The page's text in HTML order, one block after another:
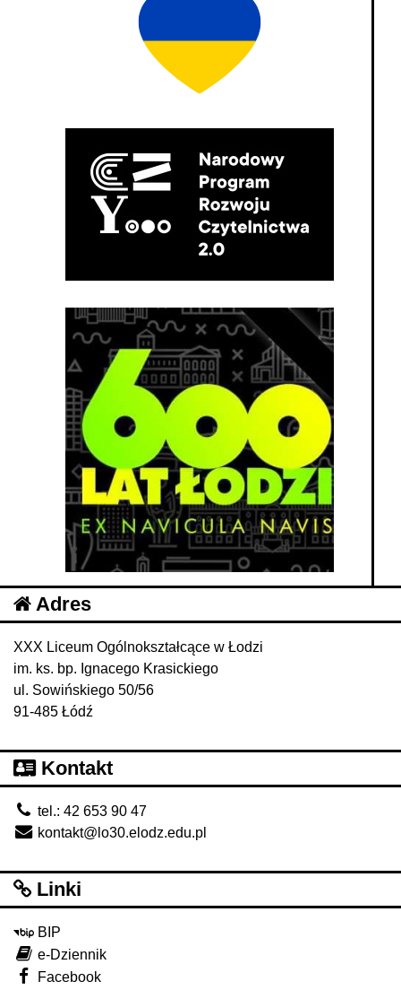
Adres
XXX Liceum Ogólnokształcące w Łodzi
im. ks. bp. Ignacego Krasickiego
ul. Sowińskiego 50/56
91-485 Łódź
Kontakt
tel.: 42 653 90 47
kontakt@lo30.elodz.edu.pl
Linki
BIP
e-Dziennik
Facebook